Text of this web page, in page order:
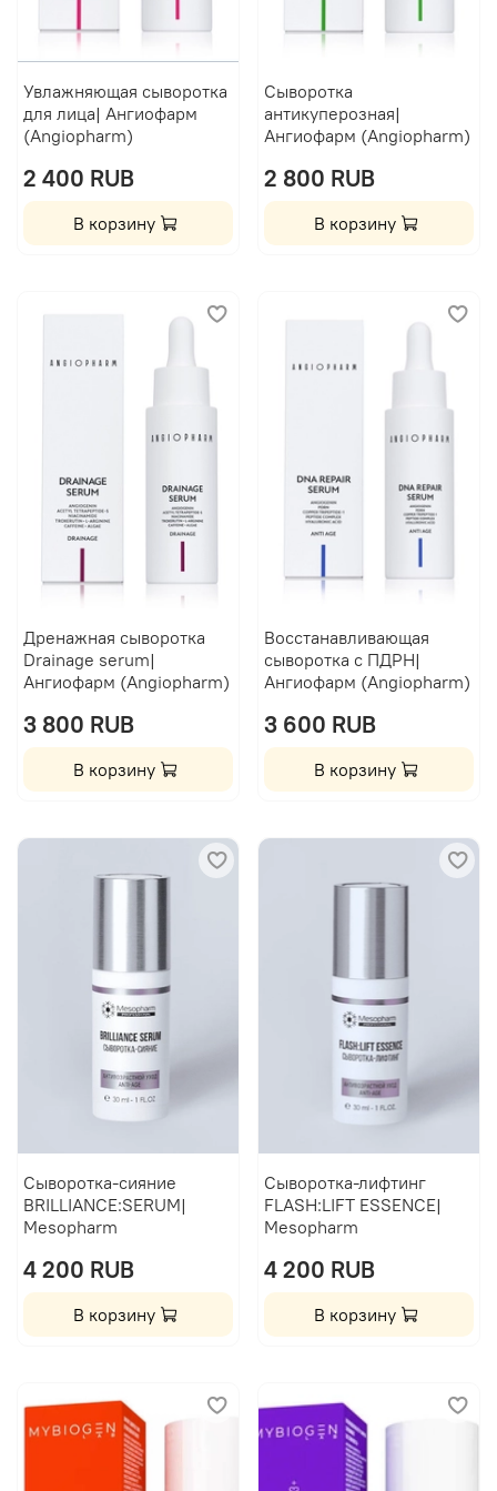
Увлажняющая сыворотка
для лица| Ангиофарм
(Angiopharm)
2 400 RUB
В корзину
Сыворотка
антикуперозная|
Ангиофарм (Angiopharm)
2 800 RUB
В корзину
Дренажная сыворотка
Drainage serum|
Ангиофарм (Angiopharm)
3 800 RUB
В корзину
Восстанавливающая
сыворотка с ПДРН|
Ангиофарм (Angiopharm)
3 600 RUB
В корзину
Сыворотка-сияние
BRILLIANCE:SERUM|
Mesopharm
4 200 RUB
В корзину
Сыворотка-лифтинг
FLASH:LIFT ESSENCE|
Mesopharm
4 200 RUB
В корзину